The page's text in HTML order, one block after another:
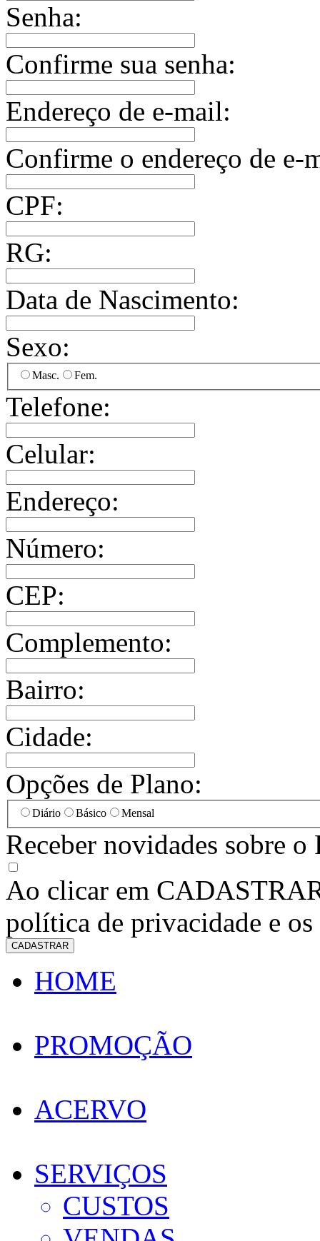
Senha:
Confirme sua senha:
Endereço de e-mail:
Confirme o endereço de e-
CPF:
RG:
Data de Nascimento:
Sexo:
Masc. Fem.
Telefone:
Celular:
Endereço:
Número:
CEP:
Complemento:
Bairro:
Cidade:
Opções de Plano:
Diário Básico Mensal
Receber novidades sobre
Ao clicar em
política de privacidade e os
CADASTRAR
HOME
PROMOÇÃO
ACERVO
SERVIÇOS
CUSTOS